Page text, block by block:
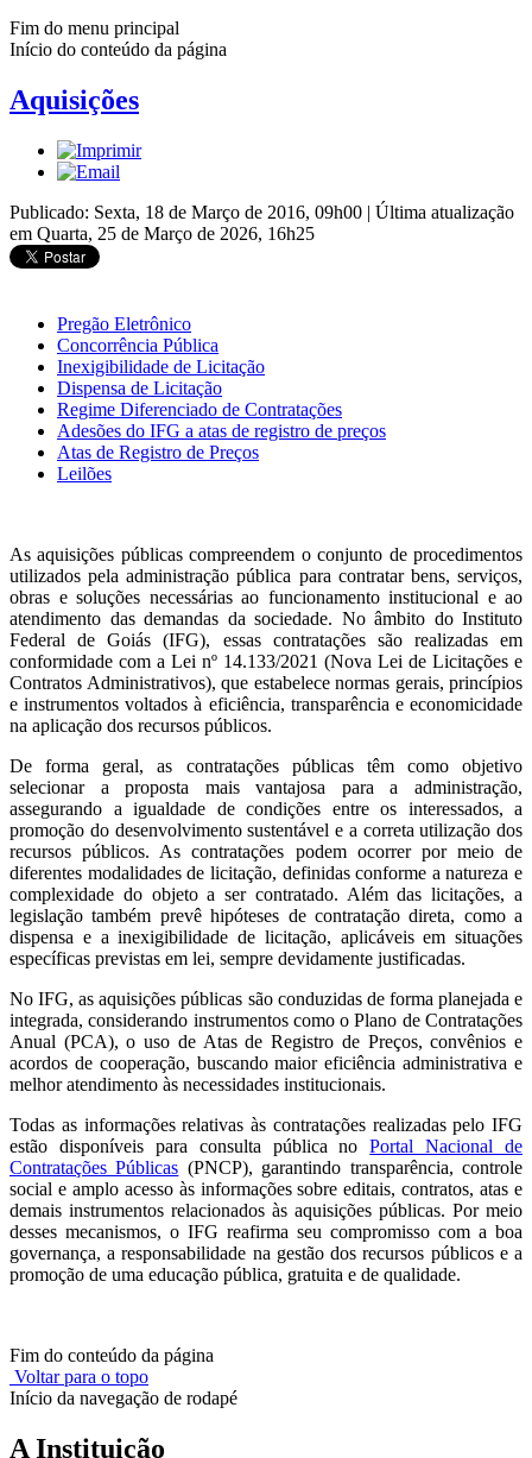
Fim do menu principal
Início do conteúdo da página
Aquisições
Publicado: Sexta, 18 de Março de 2016, 09h00 | Última atualização
em Quarta, 25 de Março de 2026, 16h25
Pregão Eletrônico
Concorrência Pública
Inexigibilidade de Licitação
Dispensa de Licitação
Regime Diferenciado de Contratações
Adesões do IFG a atas de registro de preços
Atas de Registro de Preços
Leilões
As aquisições públicas compreendem o conjunto de procedimentos
utilizados pela administração pública para contratar bens, serviços,
obras e soluções necessárias ao funcionamento institucional e ao
atendimento das demandas da sociedade. No âmbito do Instituto
Federal de Goiás (IFG), essas contratações são realizadas em
conformidade com a Lei nº 14.133/2021 (Nova Lei de Licitações e
Contratos Administrativos), que estabelece normas gerais, princípios
e instrumentos voltados à eficiência, transparência e economicidade
na aplicação dos recursos públicos.
De forma geral, as contratações públicas têm como objetivo
selecionar a proposta mais vantajosa para a administração,
assegurando a igualdade de condições entre os interessados, a
promoção do desenvolvimento sustentável e a correta utilização dos
recursos públicos. As contratações podem ocorrer por meio de
diferentes modalidades de licitação, definidas conforme a natureza e
complexidade do objeto a ser contratado. Além das licitações, a
legislação também prevê hipóteses de contratação direta, como a
dispensa e a inexigibilidade de licitação, aplicáveis em situações
específicas previstas em lei, sempre devidamente justificadas.
No IFG, as aquisições públicas são conduzidas de forma planejada e
integrada, considerando instrumentos como o Plano de Contratações
Anual (PCA), o uso de Atas de Registro de Preços, convênios e
acordos de cooperação, buscando maior eficiência administrativa e
melhor atendimento às necessidades institucionais.
Todas as informações relativas às contratações realizadas pelo IFG
estão disponíveis para consulta pública noPortal Nacional de
Contratações Públicas (PNCP), garantindo transparência, controle
social e amplo acesso às informações sobre editais, contratos, atas e
demais instrumentos relacionados às aquisições públicas. Por meio
desses mecanismos, o IFG reafirma seu compromisso com a boa
governança, a responsabilidade na gestão dos recursos públicos e a
promoção de uma educação pública, gratuita e de qualidade.
Fim do conteúdo da página
Voltar para o topo
Início da navegação de rodapé
A Instituição